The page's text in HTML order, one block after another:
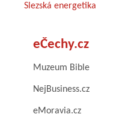
Slezská energetika
eČechy.cz
Muzeum Bible
NejBusiness.cz
eMoravia.cz